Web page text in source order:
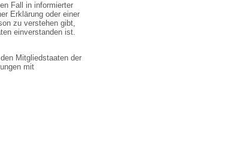
Fall in informierter
Erklärung oder einer
zu verstehen gibt,
einverstanden ist.
Mitgliedstaaten der
mit